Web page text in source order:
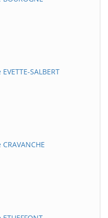
SALBERT